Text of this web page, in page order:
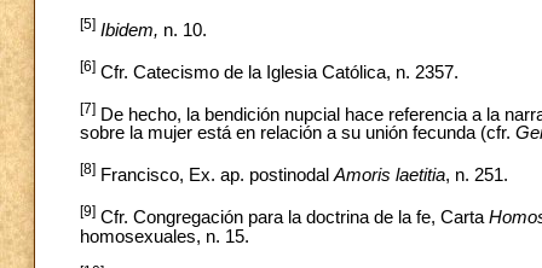
[5] Ibidem, n. 10.
[6] Cfr. Catecismo de la Iglesia Católica, n. 2357.
[7] De hecho, la bendición nupcial hace referencia a la
sobre la mujer está en relación a su unión fecunda (cfr.
[8] Francisco, Ex. ap. postinodal Amoris laetitia, n. 251.
[9] Cfr. Congregación para la doctrina de la fe, Carta
homosexuales, n. 15.